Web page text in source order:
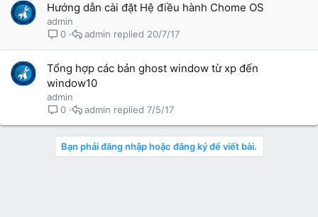
Hướng dẫn cài đặt Hệ điều hành Chome OS
admin
0
20/7/17
admin
Tổng hợp các bản ghost window từ xp đến
window10
admin
0
7/5/17
admin
Bạn phải đăng nhập hoặc đăng ký để viết bài.